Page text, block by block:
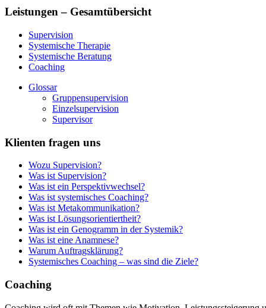
Leistungen – Gesamtübersicht
Supervision
Systemische Therapie
Systemische Beratung
Coaching
Glossar
Gruppensupervision
Einzelsupervision
Supervisor
Klienten fragen uns
Wozu Supervision?
Was ist Supervision?
Was ist ein Perspektivwechsel?
Was ist systemisches Coaching?
Was ist Metakommunikation?
Was ist Lösungsorientiertheit?
Was ist ein Genogramm in der Systemik?
Was ist eine Anamnese?
Warum Auftragsklärung?
Systemisches Coaching – was sind die Ziele?
Coaching